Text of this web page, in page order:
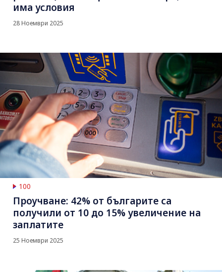
има условия
28 Ноември 2025
100
Проучване: 42% от българите са
получили от 10 до 15% увеличение на
заплатите
25 Ноември 2025